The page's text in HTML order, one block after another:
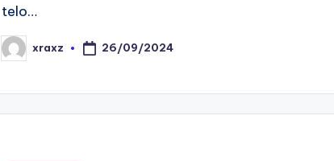
telo…
Posted
by
xraxz 26/09/2024